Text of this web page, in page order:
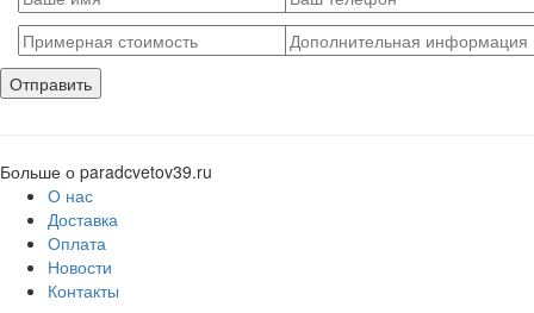
Больше о paradcvetov39.ru
О нас
Доставка
Оплата
Новости
Контакты